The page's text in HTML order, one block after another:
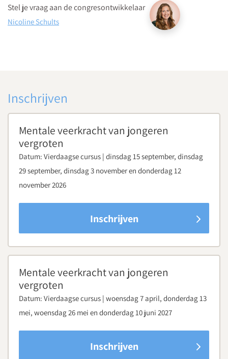
Parkeren kan in de Qpark parkeergarage La Vie, welke langs de
verschillende aanrijdroutes wordt bewegwijzerd.
Stel je vraag aan de congresontwikkelaar
Nicoline Schults
Inschrijven
Mentale veerkracht van jongeren
vergroten
Datum: Vierdaagse cursus | dinsdag 15 september, dinsdag
29 september, dinsdag 3 november en donderdag 12
november 2026
Inschrijven
Mentale veerkracht van jongeren
vergroten
Datum: Vierdaagse cursus | woensdag 7 april, donderdag 13
mei, woensdag 26 mei en donderdag 10 juni 2027
Inschrijven